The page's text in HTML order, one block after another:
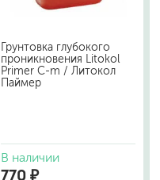
Грунтовка глубокого
проникновения Litokol
Primer C-m / Литокол
Паймер
В наличии
770 ₽